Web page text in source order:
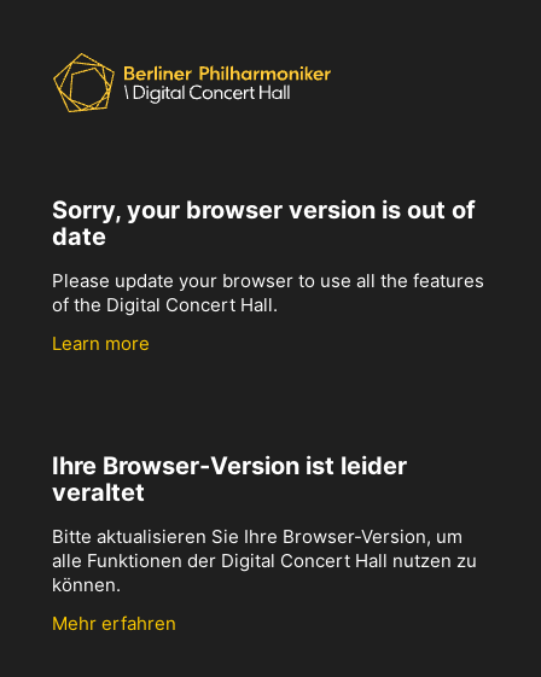
Sorry, your browser version is out of
date
Please update your browser to use all the features
of the Digital Concert Hall.
Learn more
Ihre Browser-Version ist leider
veraltet
Bitte aktualisieren Sie Ihre Browser-Version, um
alle Funktionen der Digital Concert Hall nutzen zu
können.
Mehr erfahren